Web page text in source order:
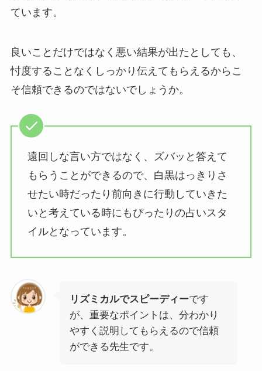
ています。
良いことだけではなく悪い結果が出たとしても、
忖度することなくしっかり伝えてもらえるからこ
そ信頼できるのではないでしょうか。
遠回しな言い方ではなく、ズバッと答えて
もらうことができるので、白黒はっきりさ
せたい時だったり前向きに行動していきた
いと考えている時にもぴったりの占いスタ
イルとなっています。
リズミカルでスピーディーです
が、重要なポイントは、分わかり
やすく説明してもらえるので信頼
ができる先生です。